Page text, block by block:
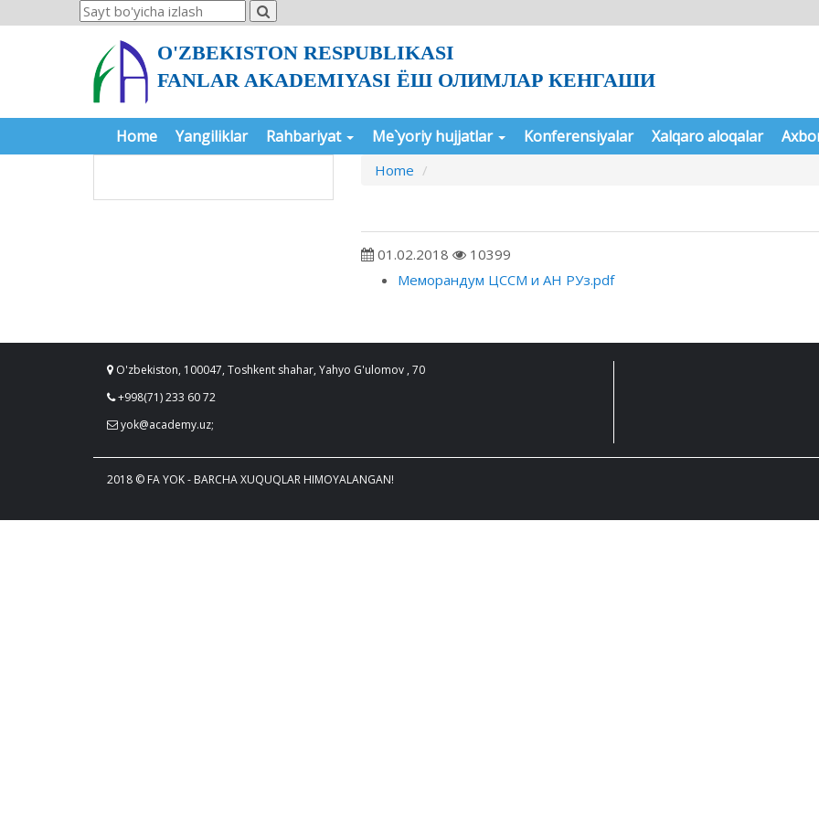
O'ZBEKISTON RESPUBLIKASI
FANLAR AKADEMIYASI ЁШ ОЛИМЛАР КЕНГАШИ
Home Yangiliklar Rahbariyat Me`yoriy hujjatlar Konferensiyalar Xalqaro aloqalar
Home
01.02.2018 10399
Меморандум ЦССМ и АН РУз.pdf
O'zbekiston, 100047, Toshkent shahar, Yahyo G'ulomov , 70
+998(71) 233 60 72
yok@academy.uz;
2018 © FA YOK - BARCHA XUQUQLAR HIMOYALANGAN!